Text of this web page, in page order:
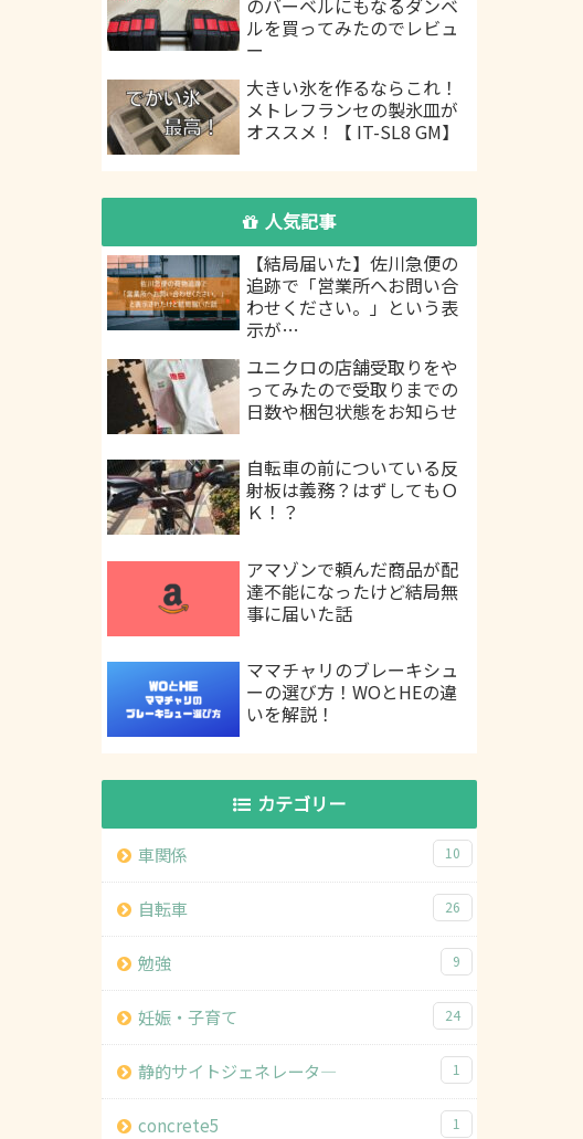
ルを買ってみたのでレビュ
ー
大きい氷を作るならこれ！
メトレフランセの製氷皿が
オススメ！【 IT-SL8 GM】
人気記事
【結局届いた】佐川急便の
追跡で「営業所へお問い合
わせください。」という表
示が…
ユニクロの店舗受取りをや
ってみたので受取りまでの
日数や梱包状態をお知らせ
自転車の前についている反
射板は義務？はずしてもＯ
Ｋ！？
アマゾンで頼んだ商品が配
達不能になったけど結局無
事に届いた話
ママチャリのブレーキシュ
ーの選び方！WOとHEの違
いを解説！
カテゴリー
車関係 10
自転車 26
勉強 9
妊娠・子育て 24
静的サイトジェネレータ― 1
concrete5 1